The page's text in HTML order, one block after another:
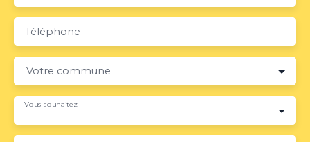
Téléphone
Votre commune
-
Vous souhaitez